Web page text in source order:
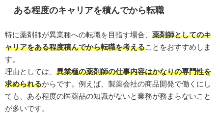
ある程度のキャリアを積んでから転職
特に薬剤師が異業種への転職を目指す場合、 薬剤師としてのキ
ャリアをある程度積んでから転職を考えることをおすすめしま
す。
理由としては、 異業種の薬剤師の仕事内容はかなりの専門性を
求められるからです。例えば、製薬会社の商品開発で働くにし
ても、ある程度の医薬品の知識がないと業務が務まらないこと
が多いです。